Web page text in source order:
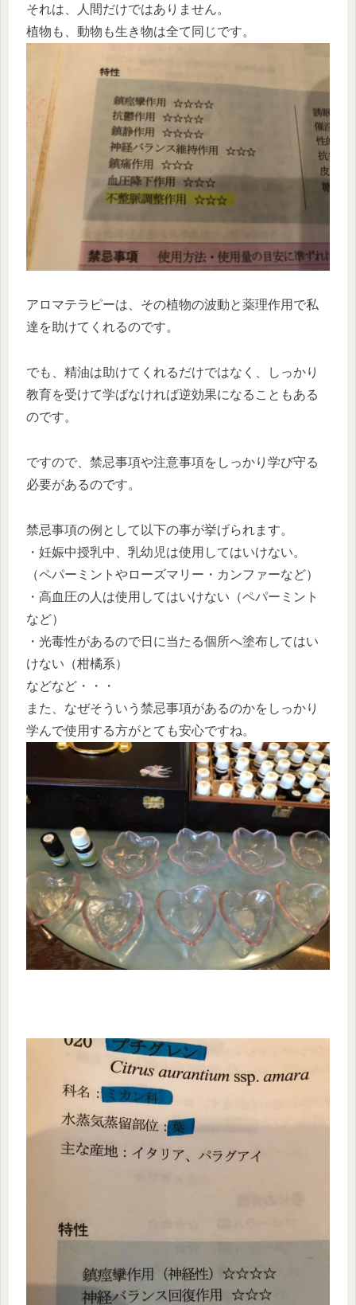
それは、人間だけではありません。
植物も、動物も生き物は全て同じです。
アロマテラピーは、その植物の波動と薬理作用で私
達を助けてくれるのです。
でも、精油は助けてくれるだけではなく、しっかり
教育を受けて学ばなければ逆効果になることもある
のです。
ですので、禁忌事項や注意事項をしっかり学び守る
必要があるのです。
禁忌事項の例として以下の事が挙げられます。
・妊娠中授乳中、乳幼児は使用してはいけない。
（ペパーミントやローズマリー・カンファーなど）
・高血圧の人は使用してはいけない（ペパーミント
など）
・光毒性があるので日に当たる個所へ塗布してはい
けない（柑橘系）
などなど・・・
また、なぜそういう禁忌事項があるのかをしっかり
学んで使用する方がとても安心ですね。